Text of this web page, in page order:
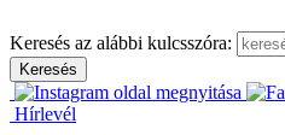
Keresés az alábbi kulcsszóra:
Hírlevél